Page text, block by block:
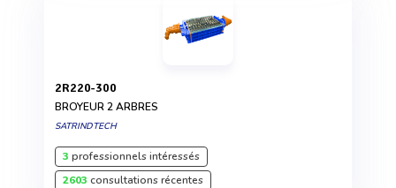
2R220-300
BROYEUR 2 ARBRES
SATRINDTECH
3 professionnels intéressés
2603 consultations récentes